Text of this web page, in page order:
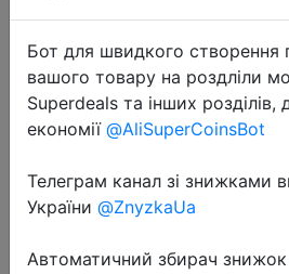
2021-02-26
роутер wi fi модем
Бот для швидкого створення
вашого товару на роздліли
Superdeals та інших розділів,
економії @AliSuperCoinsBot
Телеграм канал зі знижками
України @ZnyzkaUa
Автоматичний збирач